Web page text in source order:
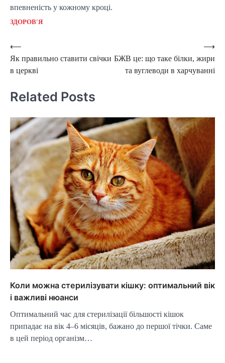
впевненість у кожному кроці.
ЗДОРОВ'Я
Post
navigation
⟵
Як правильно ставити свічки
в церкві
БЖВ це: що таке білки, жири
та вуглеводи в харчуванні
⟶
Related Posts
Коли можна стерилізувати кішку: оптимальний вік
і важливі нюанси
Оптимальний час для стерилізації більшості кішок
припадає на вік 4–6 місяців, бажано до першої тічки. Саме
в цей період організм…